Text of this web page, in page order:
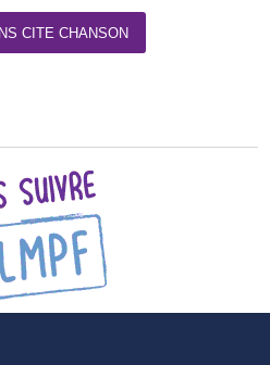
CITE CHANSON